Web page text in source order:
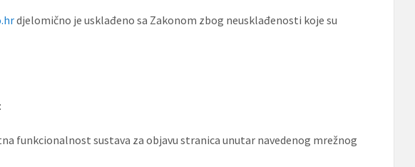
djelomično je usklađeno sa Zakonom zbog neusklađenosti koje su
funkcionalnost sustava za objavu stranica unutar navedenog mrežnog